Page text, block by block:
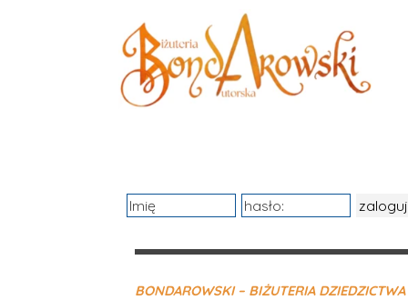
0.00 zł
BONDAROWSKI – BIŻUTERIA